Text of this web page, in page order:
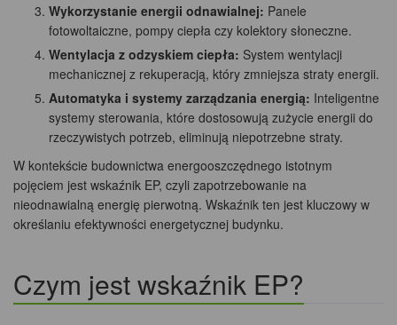
Wykorzystanie energii odnawialnej: Panele
fotowoltaiczne, pompy ciepła czy kolektory słoneczne.
Wentylacja z odzyskiem ciepła: System wentylacji
mechanicznej z rekuperacją, który zmniejsza straty energii.
Automatyka i systemy zarządzania energią: Inteligentne
systemy sterowania, które dostosowują zużycie energii do
rzeczywistych potrzeb, eliminują niepotrzebne straty.
W kontekście budownictwa energooszczędnego istotnym
pojęciem jest wskaźnik EP, czyli zapotrzebowanie na
nieodnawialną energię pierwotną. Wskaźnik ten jest kluczowy w
określaniu efektywności energetycznej budynku.
Czym jest wskaźnik EP?